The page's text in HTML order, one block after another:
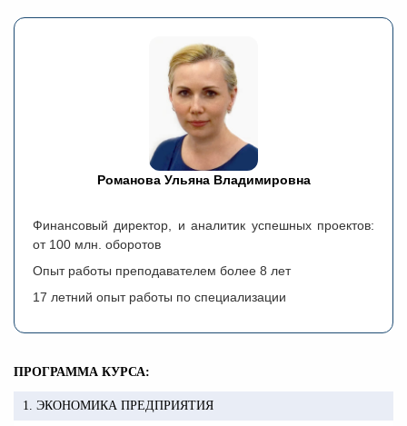
Романова Ульяна Владимировна
Финансовый директор, и аналитик успешных проектов:
от 100 млн. оборотов
Опыт работы преподавателем более 8 лет
17 летний опыт работы по специализации
ПРОГРАММА КУРСА:
1. ЭКОНОМИКА ПРЕДПРИЯТИЯ